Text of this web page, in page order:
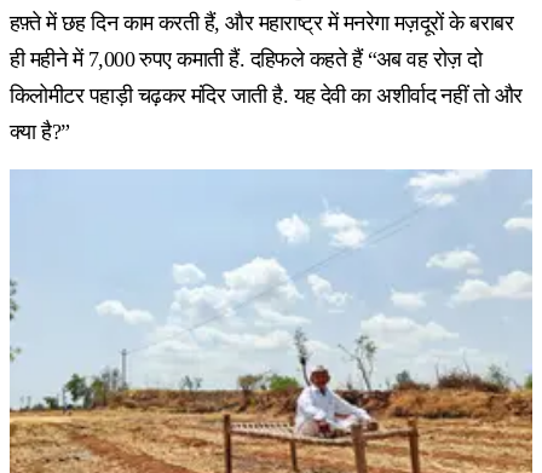
हफ़्ते में छह दिन काम करती हैं, और महाराष्ट्र में मनरेगा मज़दूरों के बराबर
ही महीने में 7,000 रुपए कमाती हैं. दहिफले कहते हैं “अब वह रोज़ दो
किलोमीटर पहाड़ी चढ़कर मंदिर जाती है. यह देवी का अशीर्वाद नहीं तो और
क्या है?”